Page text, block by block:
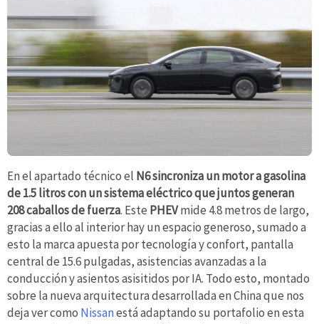
En el apartado técnico el N6 sincroniza un motor a gasolina
de 1.5 litros con un sistema eléctrico que juntos generan
208 caballos de fuerza. Este PHEVmide 4.8 metros de largo,
gracias a ello al interior hay un espacio generoso, sumado a
esto la marca apuesta por tecnología y confort, pantalla
central de 15.6 pulgadas, asistencias avanzadas a la
conducción y asientos asisitidos por IA. Todo esto, montado
sobre la nueva arquitectura desarrollada en China que nos
deja ver como Nissanestá adaptando su portafolio en esta